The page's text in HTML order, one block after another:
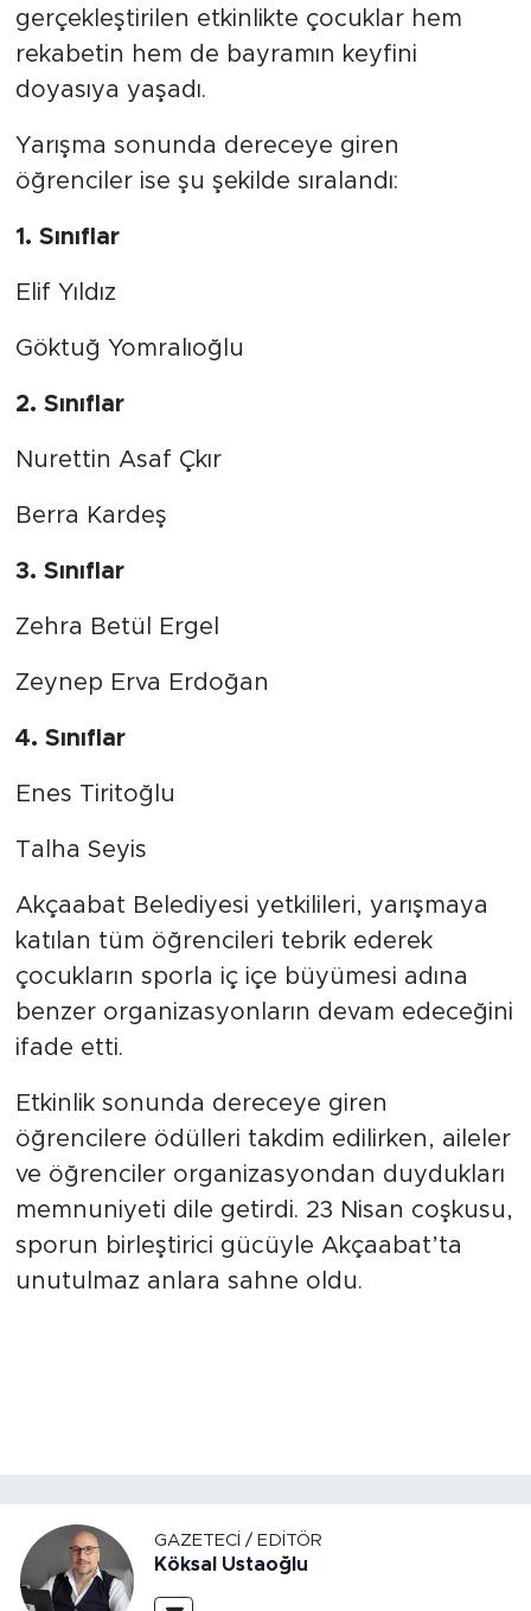
gerçekleştirilen etkinlikte çocuklar hem
rekabetin hem de bayramın keyfini
doyasıya yaşadı.
Yarışma sonunda dereceye giren
öğrenciler ise şu şekilde sıralandı:
1. Sınıflar
Elif Yıldız
Göktuğ Yomralıoğlu
2. Sınıflar
Nurettin Asaf Çkır
Berra Kardeş
3. Sınıflar
Zehra Betül Ergel
Zeynep Erva Erdoğan
4. Sınıflar
Enes Tiritoğlu
Talha Seyis
Akçaabat Belediyesi yetkilileri, yarışmaya
katılan tüm öğrencileri tebrik ederek
çocukların sporla iç içe büyümesi adına
benzer organizasyonların devam edeceğini
ifade etti.
Etkinlik sonunda dereceye giren
öğrencilere ödülleri takdim edilirken, aileler
ve öğrenciler organizasyondan duydukları
memnuniyeti dile getirdi. 23 Nisan coşkusu,
sporun birleştirici gücüyle Akçaabat’ta
unutulmaz anlara sahne oldu.
GAZETECI / EDITÖR
Köksal Ustaoğlu